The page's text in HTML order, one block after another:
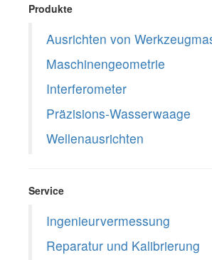
Produkte
Ausrichten von
Maschinengeometrie
Interferometer
Präzisions-Wasserwaage
Wellenausrichten
Service
Ingenieurvermessung
Reparatur und Kalibrierung